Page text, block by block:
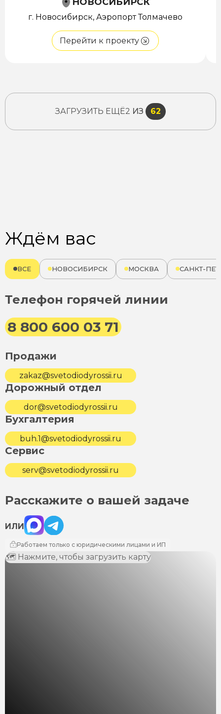
г. Новосибирск, Аэропорт Толмачево
Перейти к проекту
ЗАГРУЗИТЬ ЕЩЁ2 ИЗ 62
Ждём вас
ВСЕ НОВОСИБИРСК МОСКВА САНКТ-
Телефон горячей линии
8 800 600 03 71
Продажи
zakaz@svetodiodyrossii.ru
Дорожный отдел
dor@svetodiodyrossii.ru
Бухгалтерия
buh.1@svetodiodyrossii.ru
Сервис
serv@svetodiodyrossii.ru
Расскажите о вашей задаче
ИЛИ
Max Telegram
Работаем только с юридическими лицами и ИП
🗺 Нажмите, чтобы загрузить карту